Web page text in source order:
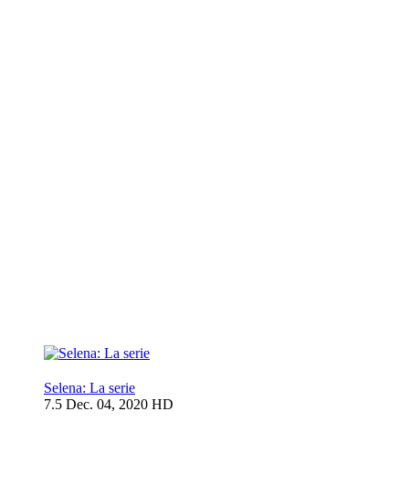
Selena: La serie
7.5 Dec. 04, 2020 HD